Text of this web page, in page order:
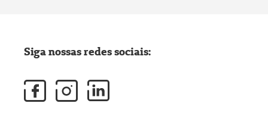
Siga nossas redes sociais: